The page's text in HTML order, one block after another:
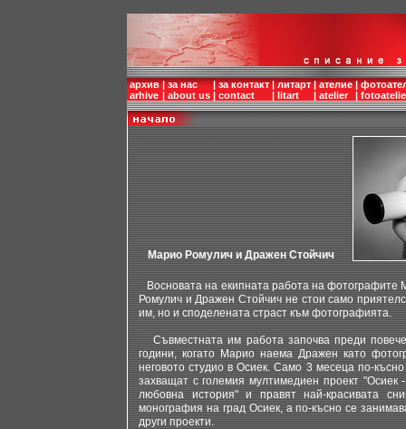
архив
arhive
|
|
за нас
about us
|
|
за контакт
contact
|
|
литарт
litart
|
|
ателие
atelier
|
|
Марио Ромулич и Дражен Стойчич
Восновата на екипната работа на фотографите
Ромулич и Дражен Стойчич не стои само
им, но и споделената страст към фотографията.
Съвместната им работа започва преди
години, когато Марио наема Дражен като
неговото студио в Осиек. Само 3 месеца по-
захващат с големия мултимедиен проект "Осиек
любовна история" и правят най-красивата
монография на град Осиек, а по-късно се
други проекти.